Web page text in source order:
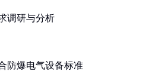
调研与分析
防爆电气设备标准